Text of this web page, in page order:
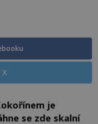
X
je
se zde skalní